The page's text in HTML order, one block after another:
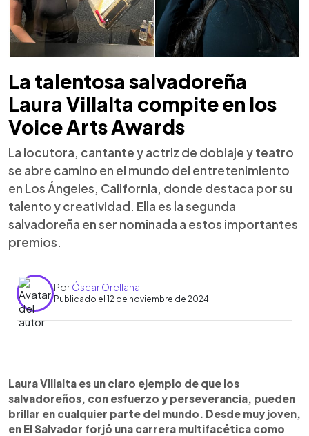
La talentosa salvadoreña
Laura Villalta compite en los
Voice Arts Awards
La locutora, cantante y actriz de doblaje y teatro
se abre camino en el mundo del entretenimiento
en Los Ángeles, California, donde destaca por su
talento y creatividad. Ella es la segunda
salvadoreña en ser nominada a estos importantes
premios.
PorÓscar Orellana
Publicado el 12 de noviembre de 2024
► Escuchar artículo
Laura Villalta es un claro ejemplo de que los
salvadoreños, con esfuerzo y perseverancia, pueden
brillar en cualquier parte del mundo. Desde muy joven,
en El Salvador forjó una carrera multifacética como